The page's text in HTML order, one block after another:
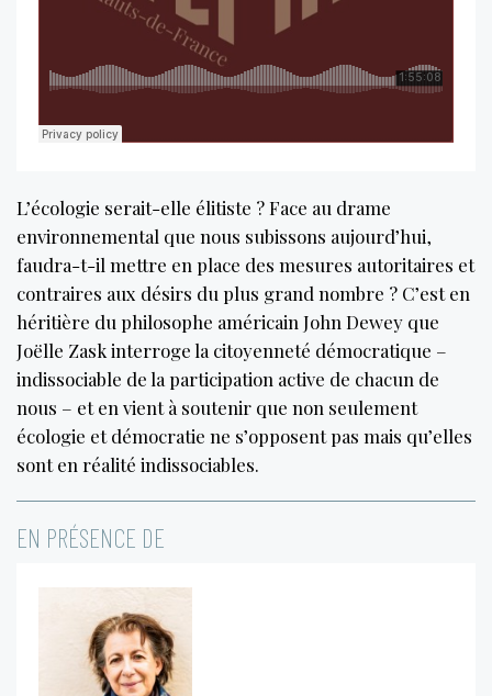
L’écologie serait-elle élitiste ? Face au drame
environnemental que nous subissons aujourd’hui,
faudra-t-il mettre en place des mesures autoritaires et
contraires aux désirs du plus grand nombre ? C’est en
héritière du philosophe américain John Dewey que
Joëlle Zask interroge la citoyenneté démocratique –
indissociable de la participation active de chacun de
nous – et en vient à soutenir que non seulement
écologie et démocratie ne s’opposent pas mais qu’elles
sont en réalité indissociables.
EN PRÉSENCE DE